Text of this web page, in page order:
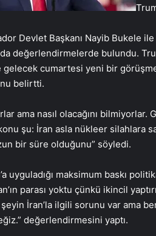
Devlet Başkanı Nayib Bukele
değerlendirmelerde bulundu.
cumartesi yeni bir
belirtti.
ama nasıl olacağını
şu: İran asla nükleer silahlara
bir süre olduğunu” söyledi.
uyguladığı maksimum baskı
parası yoktu çünkü ikincil
İran’la ilgili sorunu var ama
değerlendirmesini yaptı.